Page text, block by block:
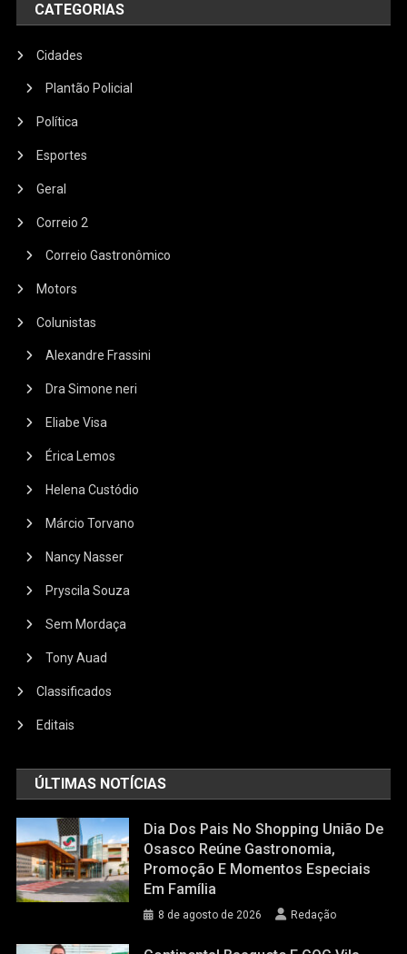
CATEGORIAS
Cidades
Plantão Policial
Política
Esportes
Geral
Correio 2
Correio Gastronômico
Motors
Colunistas
Alexandre Frassini
Dra Simone neri
Eliabe Visa
Érica Lemos
Helena Custódio
Márcio Torvano
Nancy Nasser
Pryscila Souza
Sem Mordaça
Tony Auad
Classificados
Editais
ÚLTIMAS NOTÍCIAS
Dia Dos Pais No Shopping União De
Osasco Reúne Gastronomia,
Promoção E Momentos Especiais
Em Família
8 de agosto de 2026 Redação